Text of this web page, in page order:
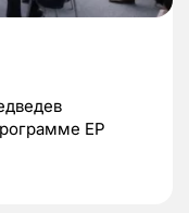
ЕР